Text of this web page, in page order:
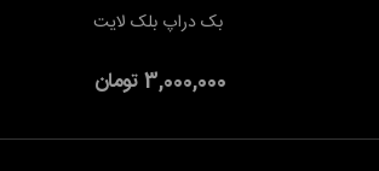
افزودن به سبد خریدبک دراپ بلک لایت
3,000,000 تومان